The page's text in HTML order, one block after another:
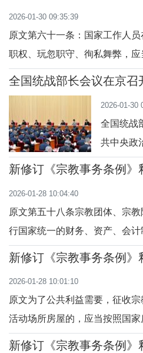
的，由登记管理机关吊销其登记
动的，由宗教事务部门会同有关
2026-01-30 09:35:39
原文第六十一条：国家工作人
职权、玩忽职守、徇私舞弊，
分；构成犯罪的，依法追究刑
责任的规定。滥用职权，是指
工作中故意逾越职权，违反法律
全国统战部长会议在京
2026-01-30
全国统战
共中央政
沪宁出
义、坚决
落实党的
坚决有力
好开局
新修订《宗教事务条例》
2026-01-28 10:04:40
原文第五十八条宗教团体、宗
行国家统一的财务、资产、会
人民政府宗教事务部门报告财
布。宗教事务部门应当与有关部
团体、宗教院校、宗教活动场
新修订《宗教事务条例》
2026-01-28 10:01:10
原文为了公共利益需要，征收
活动场所房屋的，应当按照国家
宗教团体、宗教院校或者宗教
新修订《宗教事务条例》